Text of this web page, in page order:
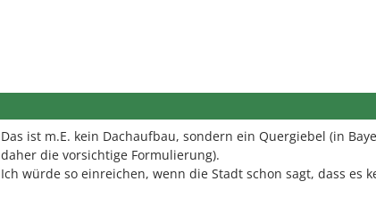
Das ist m.E. kein Dachaufbau, sondern ein Quergiebel (in
daher die vorsichtige Formulierung).
Ich würde so einreichen, wenn die Stadt schon sagt, dass es